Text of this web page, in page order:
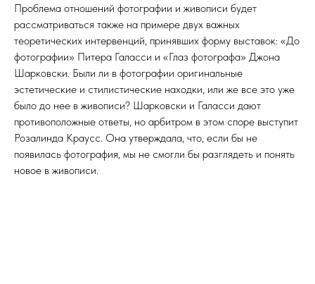
Проблема отношений фотографии и живописи будет
рассматриваться также на примере двух важных
теоретических интервенций, принявших форму выставок: «До
фотографии» Питера Галасси и «Глаз фотографа» Джона
Шарковски. Были ли в фотографии оригинальные
эстетические и стилистические находки, или же все это уже
было до нее в живописи? Шарковски и Галасси дают
противоположные ответы, но арбитром в этом споре выступит
Розалинда Краусс. Она утверждала, что, если бы не
появилась фотография, мы не смогли бы разглядеть и понять
новое в живописи.